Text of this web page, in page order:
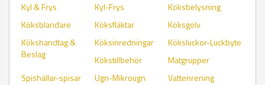
Kyl & Frys
Kyl-Frys
Köksbelysning
Köksblandare
Köksfläktar
Köksgolv
Kökshandtag &
Beslag
Köksinredningar
Köksluckor-Luckbyte
Kökstillbehör
Matgrupper
Spishällar-spisar
Ugn-Mikrougn
Vattenrening